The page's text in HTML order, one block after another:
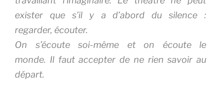
exister que s’il y a d’abord du silence :
regarder, écouter.
On s’écoute soi-même et on écoute le
monde. Il faut accepter de ne rien savoir au
départ.